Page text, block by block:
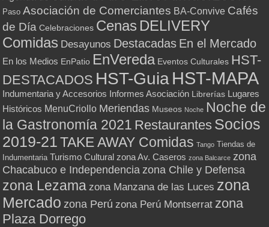
Paso Asociación de Comerciantes BA-Convive Cafés
de Día Celebraciones Cenas DELIVERY
Comidas Desayunos Destacadas En el Mercado
En los Medios EnPatio EnVereda Eventos Culturales HST-
DESTACADOS HST-GuiaHST-MAPA
Indumentaria y Accesorios Informes Asociación Librerías Lugares
Históricos MenuCriollo Meriendas Museos Noche Noche de
la Gastronomía 2021 Restaurantes Socios
2019-21 TAKE AWAY Comidas Tango Tiendas de
Indumentaria Turismo Cultural zona Av. Caseros zona Balcarce zona
Chacabuco e Independencia zona Chile y Defensa
zona Lezama zona Manzana de las Luces zona
Mercado zona Perú zona Perú Montserrat zona
Plaza Dorrego